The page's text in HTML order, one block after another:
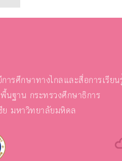
ารศึกษาทางไกลและสื่อการเรีย
ฐาน กระทรวงศึกษาธิการ
มหาวิทยาลัยมหิดล